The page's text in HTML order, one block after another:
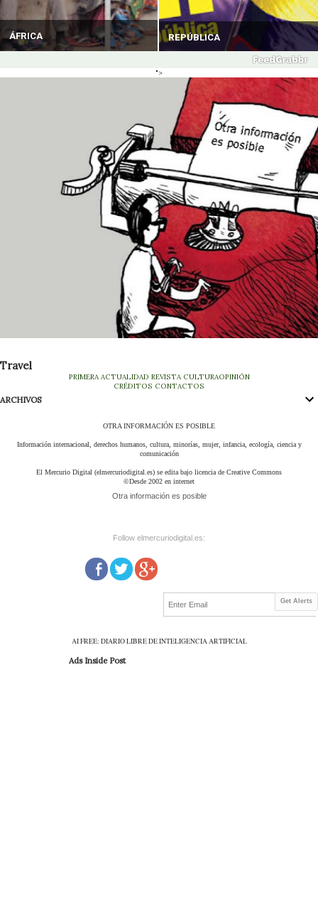
ÁFRICA REPÚBLICA
">
Travel
PRIMERA ACTUALIDAD REVISTA CULTURAOPINIÓN
CRÉDITOS CONTACTOS
ARCHIVOS
OTRA INFORMACIÓN ES POSIBLE
Información internacional, derechos humanos, cultura, minorías, mujer, infancia, ecología, ciencia y
comunicación
El Mercurio Digital (elmercuriodigital.es) se edita bajo licencia de Creative Commons
©Desde 2002 en internet
Otra información es posible
Follow elmercuriodigital.es:
Get Alerts
AI FREE: DIARIO LIBRE DE INTELIGENCIA ARTIFICIAL
Ads Inside Post